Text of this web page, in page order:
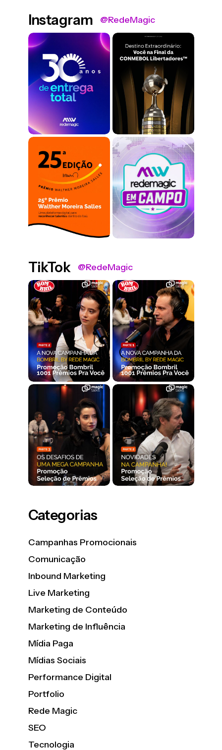
Instagram @RedeMagic
TikTok @RedeMagic
Categorias
Campanhas Promocionais
Comunicação
Inbound Marketing
Live Marketing
Marketing de Conteúdo
Marketing de Influência
Mídia Paga
Mídias Sociais
Performance Digital
Portfolio
Rede Magic
SEO
Tecnologia